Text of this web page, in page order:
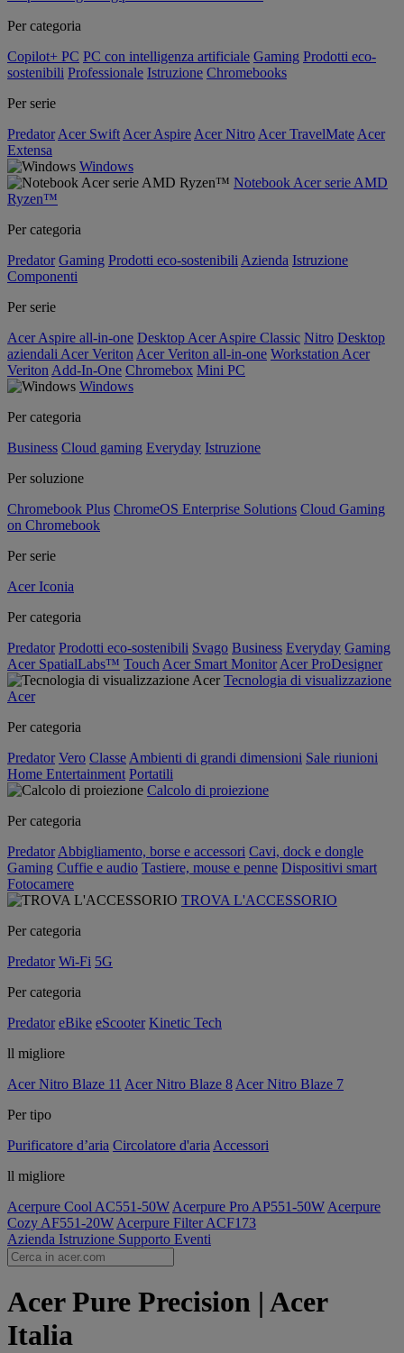
Per categoria
Copilot+ PC PC con intelligenza artificiale Gaming Prodotti eco-
sostenibili Professionale Istruzione Chromebooks
Per serie
Predator Acer Swift Acer Aspire Acer Nitro Acer TravelMate Acer
Extensa
Windows
Notebook Acer serie AMD
Ryzen™
Per categoria
Predator Gaming Prodotti eco-sostenibili Azienda Istruzione
Componenti
Per serie
Acer Aspire all-in-one Desktop Acer Aspire Classic Nitro Desktop
aziendali Acer Veriton Acer Veriton all-in-one Workstation Acer
Veriton Add-In-One Chromebox Mini PC
Windows
Per categoria
Business Cloud gaming Everyday Istruzione
Per soluzione
Chromebook Plus ChromeOS Enterprise Solutions Cloud Gaming
on Chromebook
Per serie
Acer Iconia
Per categoria
Predator Prodotti eco-sostenibili Svago Business Everyday Gaming
Acer SpatialLabs™ Touch Acer Smart Monitor Acer ProDesigner
Tecnologia di visualizzazione
Acer
Per categoria
Predator Vero Classe Ambienti di grandi dimensioni Sale riunioni
Home Entertainment Portatili
Calcolo di proiezione
Per categoria
Predator Abbigliamento, borse e accessori Cavi, dock e dongle
Gaming Cuffie e audio Tastiere, mouse e penne Dispositivi smart
Fotocamere
TROVA L'ACCESSORIO
Per categoria
Predator Wi-Fi 5G
Per categoria
Predator eBike eScooter Kinetic Tech
ll migliore
Acer Nitro Blaze 11 Acer Nitro Blaze 8 Acer Nitro Blaze 7
Per tipo
Purificatore d’aria Circolatore d'aria Accessori
ll migliore
Acerpure Cool AC551-50W Acerpure Pro AP551-50W Acerpure
Cozy AF551-20W Acerpure Filter ACF173
Azienda Istruzione Supporto Eventi
Acer Pure Precision | Acer
Italia